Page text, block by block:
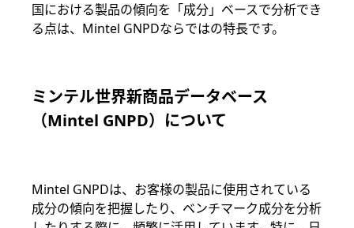
国における製品の傾向を「成分」ベースで分析でき
る点は、Mintel GNPDならではの特長です。
ミンテル世界新商品データベース
（Mintel GNPD）について
Mintel GNPDは、お客様の製品に使用されている
成分の傾向を把握したり、ベンチマーク成分を分析